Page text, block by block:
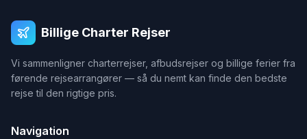
Billige Charter Rejser
Vi sammenligner charterrejser, afbudsrejser og billige ferier fra
førende rejsearrangører — så du nemt kan finde den bedste
rejse til den rigtige pris.
Navigation